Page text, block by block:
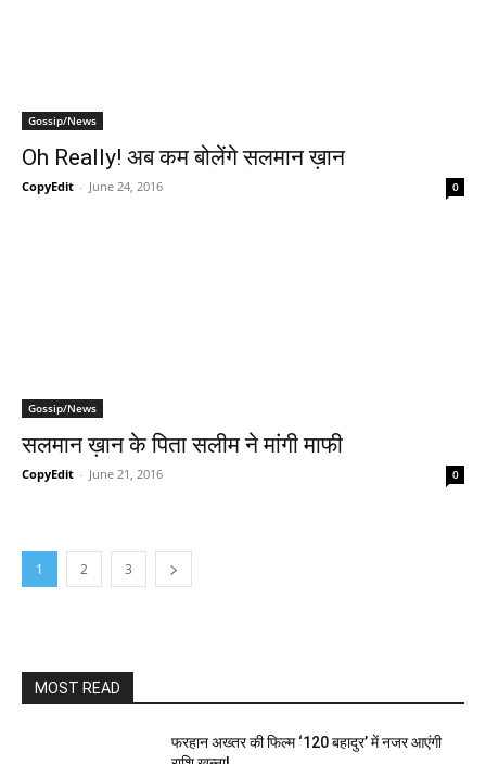
Gossip/News
Oh Really! अब कम बोलेंगे सलमान ख़ान
CopyEdit - June 24, 2016 0
Gossip/News
सलमान ख़ान के पिता सलीम ने मांगी माफी
CopyEdit - June 21, 2016 0
1 2 3
MOST READ
फरहान अख्तर की फिल्म ‘120 बहादुर’ में नजर आएंगी